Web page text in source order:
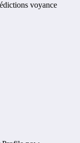
voyance